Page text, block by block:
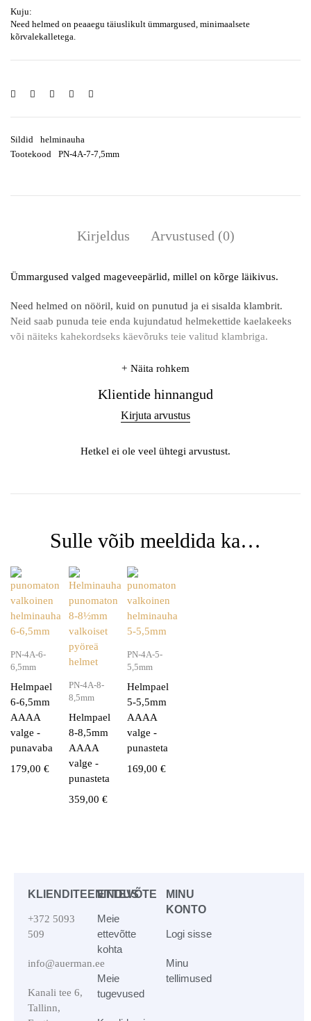
Kuju:
Need helmed on peaaegu täiuslikult ümmargused, minimaalsete
kõrvalekalletega.
Sildid
helminauha
Tootekood
PN-4A-7-7,5mm
Kirjeldus Arvustused (0)
Ümmargused valged mageveepärlid, millel on kõrge läikivus.
Need helmed on nööril, kuid on punutud ja ei sisalda klambrit.
Neid saab punuda teie enda kujundatud helmekettide kaelakeeks
või näiteks kahekordseks käevõruks teie valitud klambriga.
Näita rohkem
Klientide hinnangud
Kirjuta arvustus
Hetkel ei ole veel ühtegi arvustust.
Sulle võib meeldida ka…
PN-4A-6-
6,5mm
Helmpael
6-6,5mm
AAAA
valge -
punavaba
179,00 €
PN-4A-8-
8,5mm
Helmpael
8-8,5mm
AAAA
valge -
punasteta
359,00 €
PN-4A-5-
5,5mm
Helmpael
5-5,5mm
AAAA
valge -
punasteta
169,00 €
KLIENDITEENINDUS
+372 5093
509
info@auerman.ee
Kanali tee 6,
Tallinn,
ETTEVÕTE
Meie
ettevõtte
kohta
Meie
tugevused
MINU
KONTO
Logi sisse
Minu
tellimused